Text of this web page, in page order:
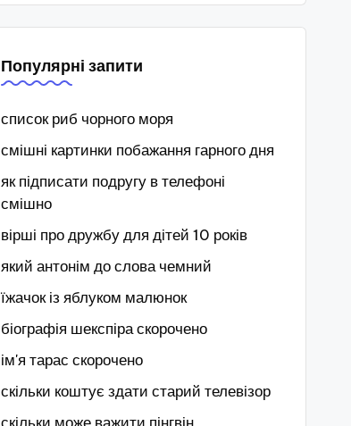
Популярні запити
список риб чорного моря
смішні картинки побажання гарного дня
як підписати подругу в телефоні
смішно
вірші про дружбу для дітей 10 років
який антонім до слова чемний
їжачок із яблуком малюнок
біографія шекспіра скорочено
ім'я тарас скорочено
скільки коштує здати старий телевізор